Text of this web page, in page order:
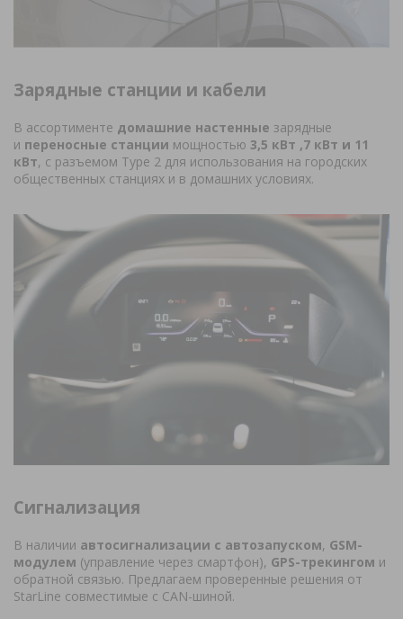
Зарядные станции и кабели
В ассортименте домашние настенные зарядные
и переносные станции мощностью 3,5 кВт ,7 кВт и 11
кВт, с разъемом Type 2 для использования на городских
общественных станциях и в домашних условиях.
Сигнализация
В наличии автосигнализации с автозапуском, GSM-
модулем (управление через смартфон), GPS-трекингом и
обратной связью. Предлагаем проверенные решения от
StarLine совместимые с CAN-шиной.